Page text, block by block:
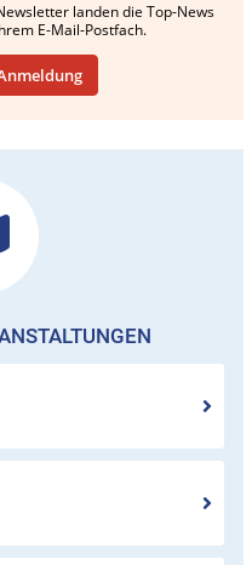
landen die Top-News
E-Mail-Postfach.